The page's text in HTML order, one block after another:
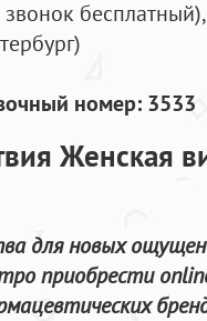
бесплатный),
номер: 3533
Женская
для новых
приобрести